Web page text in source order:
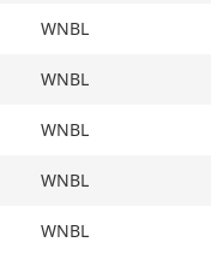
WNBL
WNBL
WNBL
WNBL
WNBL